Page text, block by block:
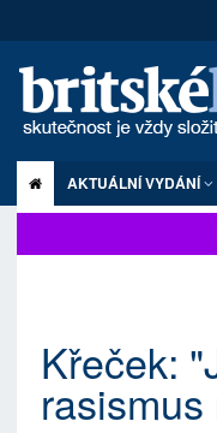
AKTUÁLNÍ VYDÁNÍ
Křeček: